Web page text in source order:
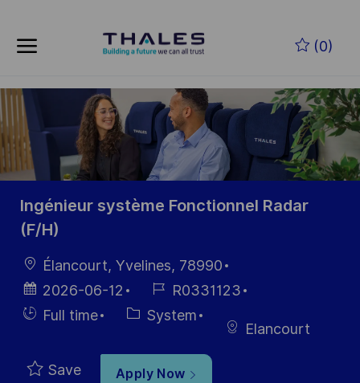
(0)
-
Ingénieur système Fonctionnel Radar
(F/H)
LocationÉlancourt, Yvelines, 78990
Posted
Date
2026-06-12
Job
Id
R0331123
HiringFull time Category
System
Elancourt
Save Apply Now